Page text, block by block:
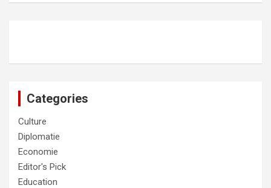
Categories
Culture
Diplomatie
Economie
Editor's Pick
Education